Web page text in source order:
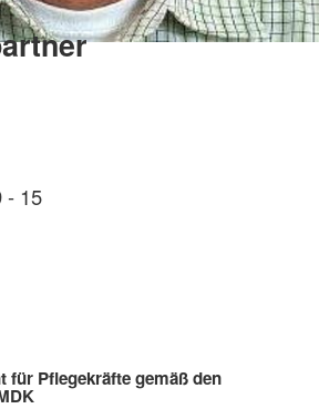
- 15
für Pflegekräfte gemäß den